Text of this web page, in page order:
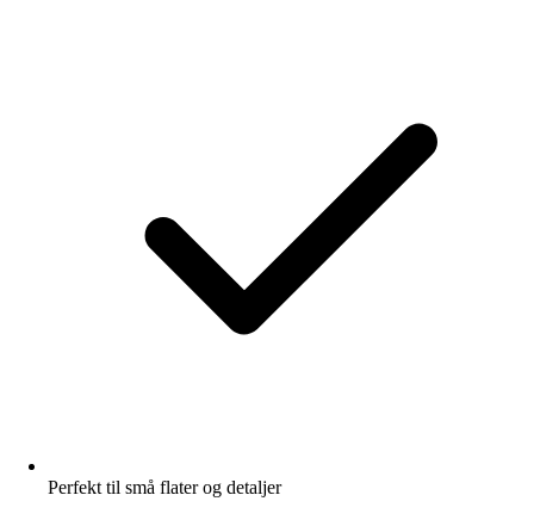
Perfekt til små flater og detaljer